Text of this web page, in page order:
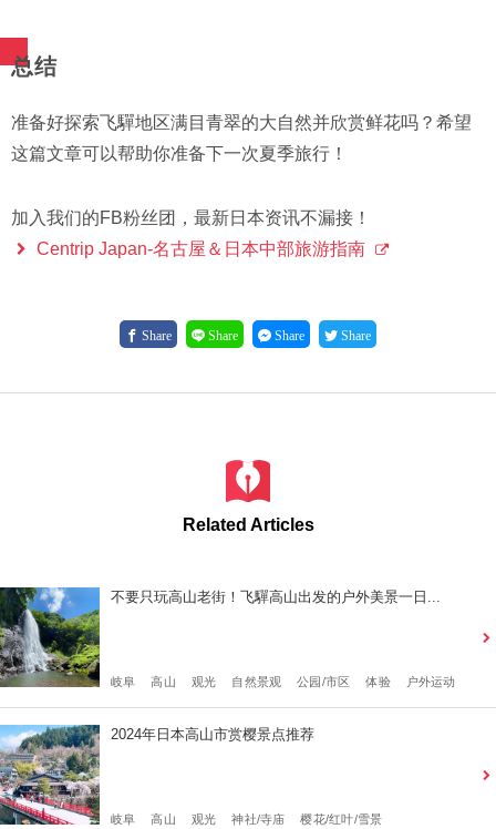
总结
准备好探索飞驒地区满目青翠的大自然并欣赏鲜花吗？希望
这篇文章可以帮助你准备下一次夏季旅行！
加入我们的FB粉丝团，最新日本资讯不漏接！
Centrip Japan-名古屋＆日本中部旅游指南
Share Share Share Share
Related Articles
不要只玩高山老街！飞驒高山出发的户外美景一日...
岐阜 高山 观光 自然景观 公园/市区 体验 户外运动
2024年日本高山市赏樱景点推荐
岐阜 高山 观光 神社/寺庙 樱花/红叶/雪景